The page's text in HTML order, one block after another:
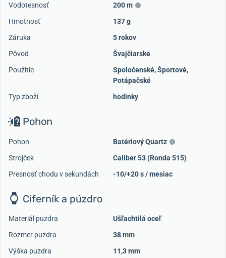
Vodotesnosť
200 m
Hmotnosť
137 g
Záruka
5 rokov
Pôvod
Švajčiarske
Použitie
Spoločenské,Športové,
Potápačské
Typ zboží
hodinky
Pohon
Pohon
Batériový Quartz
Strojček
Caliber 53 (Ronda 515)
Presnosť chodu v sekundách
-10/+20 s / mesiac
Ciferník a púzdro
Materiál puzdra
Ušľachtilá oceľ
Rozmer puzdra
38 mm
Výška puzdra
11,3 mm